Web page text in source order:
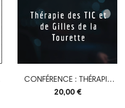
CONFÉRENCE : THÉRAPIE
DES TIC ET DE...
20,00 €